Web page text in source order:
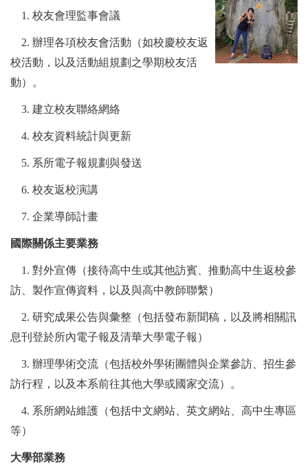
1. 校友會理監事會議
2. 辦理各項校友會活動（如校慶校友返
校活動，以及活動組規劃之學期校友活
動）。
3. 建立校友聯絡網絡
4. 校友資料統計與更新
5. 系所電子報規劃與發送
6. 校友返校演講
7. 企業導師計畫
國際關係主要業務
1. 對外宣傳（接待高中生或其他訪賓、推動高中生返校參
訪、製作宣傳資料，以及與高中教師聯繫）
2. 研究成果公告與彙整（包括發布新聞稿，以及將相關訊
息刊登於所內電子報及清華大學電子報）
3. 辦理學術交流（包括校外學術團體與企業參訪、招生參
訪行程，以及本系前往其他大學或國家交流）。
4. 系所網站維護（包括中文網站、英文網站、高中生專區
等）
大學部業務